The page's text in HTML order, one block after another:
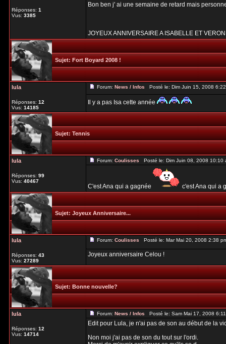
Réponses:1
Vus:3385
Bon ben j' ai une semaine de retard mais
JOYEUX ANNIVERSAIRE A ISABELLE ET
Sujet:Fort Boyard 2008 !
lula
Réponses:12
Vus:14185
Forum:News / InfosPosté le: Dim Juin 15, 2008
Il y a pas Isa cette année
Sujet:Tennis
lula
Réponses:99
Vus:40467
Forum:CoulissesPosté le: Dim Juin 08, 2008
C'est Ana qui a gagnée c'est Ana qui a
Sujet:Joyeux Anniversaire...
lula
Réponses:43
Vus:27289
Forum:CoulissesPosté le: Mar Mai 20, 2008 2:38
Joyeux anniversaire Celou !
Sujet:Bonne nouvelle?
lula
Réponses:12
Vus:14714
Forum:News / InfosPosté le: Sam Mai 17, 2008
Edit pour Lula, je n'ai pas de son au début de la
Non moi j'ai pas de son du tout sur l'ordi.